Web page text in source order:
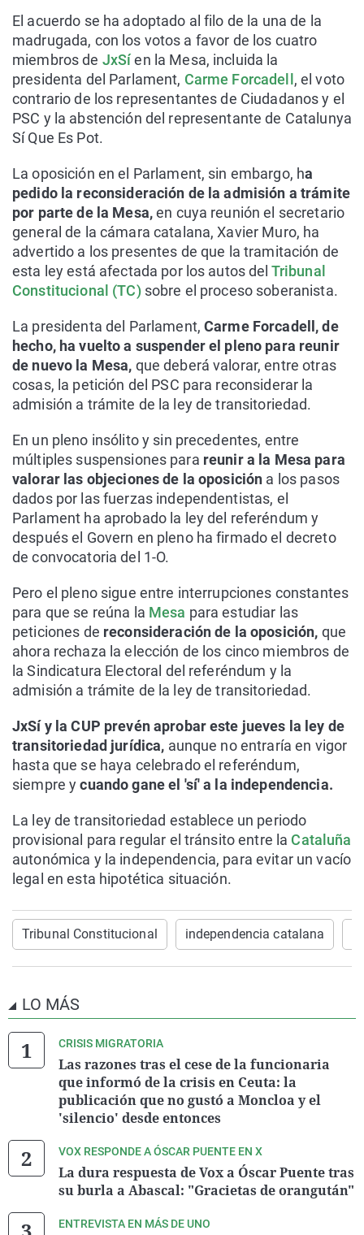
El acuerdo se ha adoptado al filo de la una de la
madrugada, con los votos a favor de los cuatro
miembros de JxSíen la Mesa, incluida la
presidenta del Parlament, Carme Forcadell , el voto
contrario de los representantes de Ciudadanos y el
PSC y la abstención del representante de Catalunya
Sí Que Es Pot.
La oposición en el Parlament, sin embargo, ha
pedido la reconsideración de la admisión a trámite
por parte de la Mesa,en cuya reunión el secretario
general de la cámara catalana, Xavier Muro, ha
advertido a los presentes de que la tramitación de
esta ley está afectada por los autos del Tribunal
Constitucional (TC) sobre el proceso soberanista.
La presidenta del Parlament,Carme Forcadell, de
hecho, ha vuelto a suspender el pleno para reunir
de nuevo la Mesa, que deberá valorar, entre otras
cosas, la petición del PSC para reconsiderar la
admisión a trámite de la ley de transitoriedad.
En un pleno insólito y sin precedentes, entre
múltiples suspensiones para reunir a la Mesa para
valorar las objeciones de la oposición a los pasos
dados por las fuerzas independentistas, el
Parlament ha aprobado la ley del referéndum y
después el Govern en pleno ha firmado el decreto
de convocatoria del 1-O.
Pero el pleno sigue entre interrupciones constantes
para que se reúna la Mesa para estudiar las
peticiones de reconsideración de la oposición, que
ahora rechaza la elección de los cinco miembros de
la Sindicatura Electoral del referéndum y la
admisión a trámite de la ley de transitoriedad.
JxSí y la CUP prevén aprobar este jueves la ley de
transitoriedad jurídica, aunque no entraría en vigor
hasta que se haya celebrado el referéndum,
siempre ycuando gane el 'sí' a la independencia.
La ley de transitoriedad establece un periodo
provisional para regular el tránsito entre la Cataluña
autonómica y la independencia, para evitar un vacío
legal en esta hipotética situación.
Tribunal Constitucional independencia catalana
LO MÁS
CRISIS MIGRATORIA
Las razones tras el cese de la funcionaria
que informó de la crisis en Ceuta: la
publicación que no gustó a Moncloa y el
'silencio' desde entonces
VOX RESPONDE A ÓSCAR PUENTE EN X
La dura respuesta de Vox a Óscar Puente tras
su burla a Abascal: "Gracietas de orangután"
ENTREVISTA EN MÁS DE UNO